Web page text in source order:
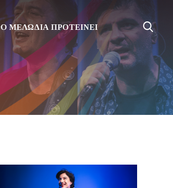
Ο ΜΕΛΩΔΙΑ ΠΡΟΤΕΙΝΕΙ